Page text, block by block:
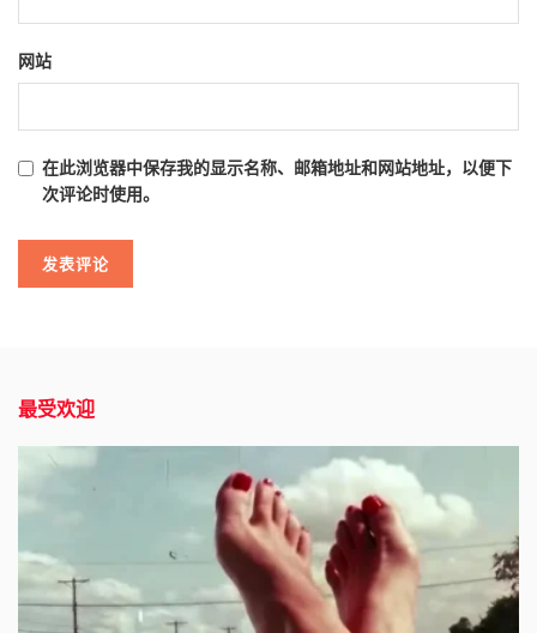
网站
在此浏览器中保存我的显示名称、邮箱地址和网站地址，以便下
次评论时使用。
最受欢迎